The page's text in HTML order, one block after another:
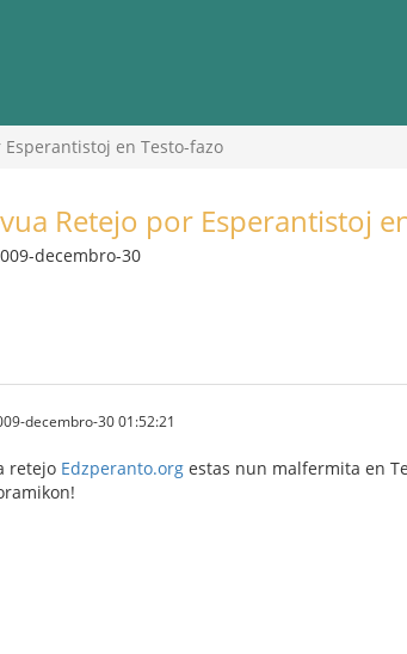
en Testo-fazo
Retejo por Esperantistoj
decembro-30
decembro-30 01:52:21
retejo Edzperanto.org estas nun malfermita en